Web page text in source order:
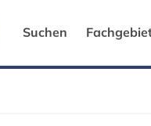
Suchen